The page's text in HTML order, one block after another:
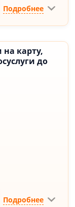
Подробнее
карту,
до
Подробнее